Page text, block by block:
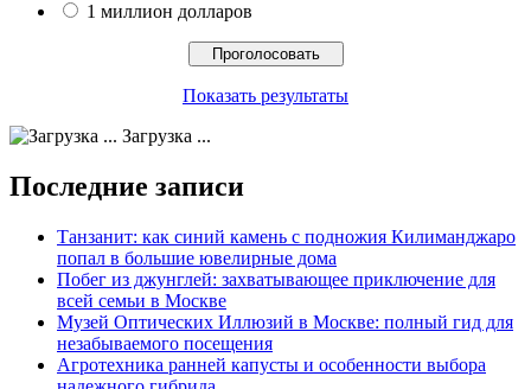
1 миллион долларов
Показать результаты
Загрузка ...
Последние записи
Танзанит: как синий камень с подножия Килиманджаро
попал в большие ювелирные дома
Побег из джунглей: захватывающее приключение для
всей семьи в Москве
Музей Оптических Иллюзий в Москве: полный гид для
незабываемого посещения
Агротехника ранней капусты и особенности выбора